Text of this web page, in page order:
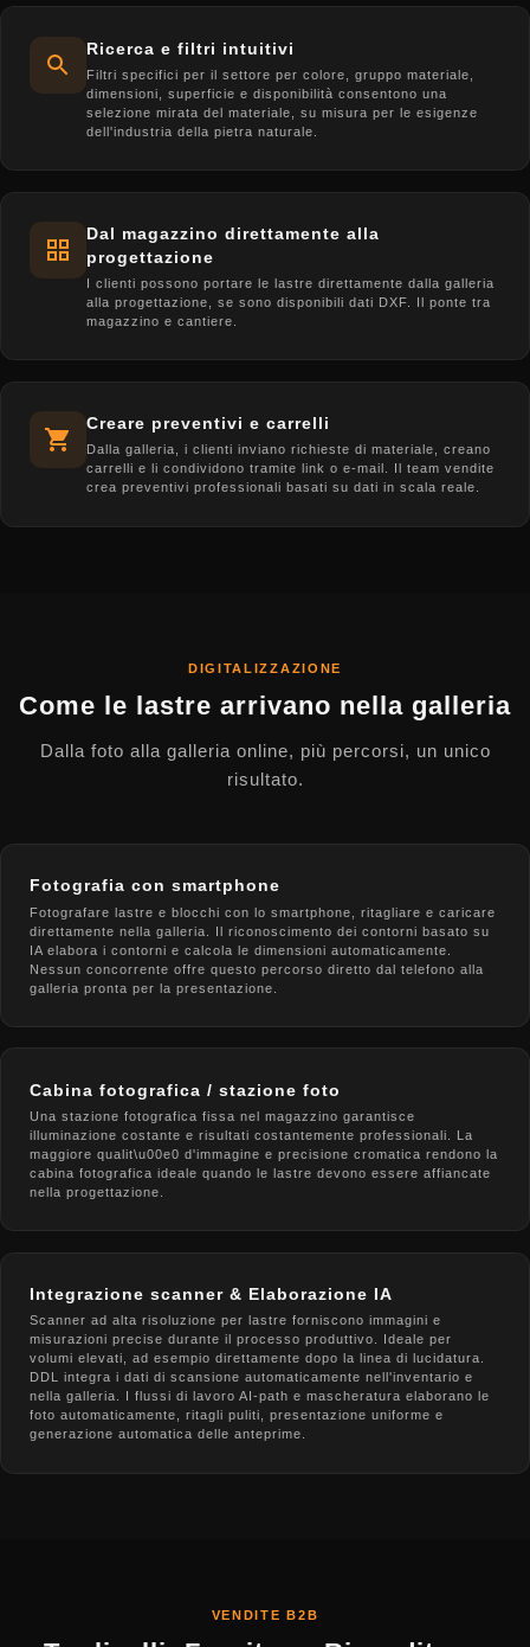
Ricerca e filtri intuitivi
Filtri specifici per il settore per colore, gruppo materiale,
dimensioni, superficie e disponibilità consentono una
selezione mirata del materiale, su misura per le esigenze
dell'industria della pietra naturale.
Dal magazzino direttamente alla
progettazione
I clienti possono portare le lastre direttamente dalla galleria
alla progettazione, se sono disponibili dati DXF. Il ponte tra
magazzino e cantiere.
Creare preventivi e carrelli
Dalla galleria, i clienti inviano richieste di materiale, creano
carrelli e li condividono tramite link o e-mail. Il team vendite
crea preventivi professionali basati su dati in scala reale.
DIGITALIZZAZIONE
Come le lastre arrivano nella galleria
Dalla foto alla galleria online, più percorsi, un unico
risultato.
Fotografia con smartphone
Fotografare lastre e blocchi con lo smartphone, ritagliare e caricare
direttamente nella galleria. Il riconoscimento dei contorni basato su
IA elabora i contorni e calcola le dimensioni automaticamente.
Nessun concorrente offre questo percorso diretto dal telefono alla
galleria pronta per la presentazione.
Cabina fotografica / stazione foto
Una stazione fotografica fissa nel magazzino garantisce
illuminazione costante e risultati costantemente professionali. La
maggiore qualit\u00e0 d'immagine e precisione cromatica rendono la
cabina fotografica ideale quando le lastre devono essere affiancate
nella progettazione.
Integrazione scanner & Elaborazione IA
Scanner ad alta risoluzione per lastre forniscono immagini e
misurazioni precise durante il processo produttivo. Ideale per
volumi elevati, ad esempio direttamente dopo la linea di lucidatura.
DDL integra i dati di scansione automaticamente nell'inventario e
nella galleria. I flussi di lavoro AI-path e mascheratura elaborano le
foto automaticamente, ritagli puliti, presentazione uniforme e
generazione automatica delle anteprime.
VENDITE B2B